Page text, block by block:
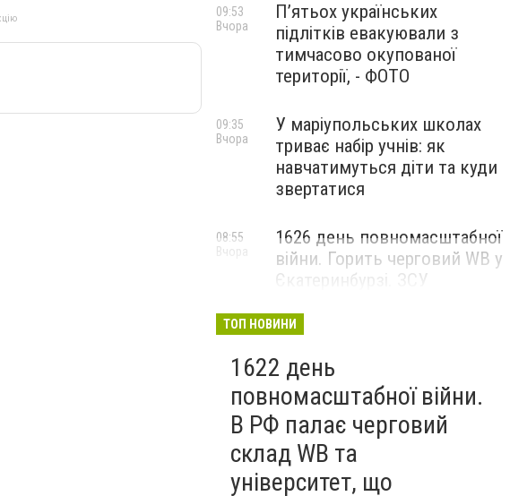
П’ятьох українських
підлітків евакуювали з
тимчасово окупованої
території, - ФОТО
09:53
Вчора
У маріупольських школах
триває набір учнів: як
навчатимуться діти та куди
звертатися
09:35
Вчора
1626 день повномасштабної
війни. Горить черговий WB у
Єкатеринбурзі. ЗСУ
Маріуполі
08:55
Вчора
ТОП НОВИНИ
1622 день
повномасштабної війни.
В РФ палає черговий
склад WB та
університет, що